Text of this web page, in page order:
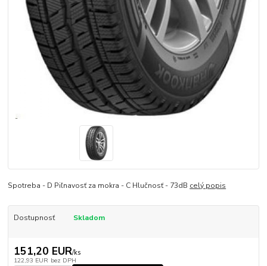
Spotreba - D Piľnavosť za mokra - C Hlučnosť - 73dB celý popis
Dostupnosť Skladom
151,20 EUR/ks
122,93 EUR bez DPH